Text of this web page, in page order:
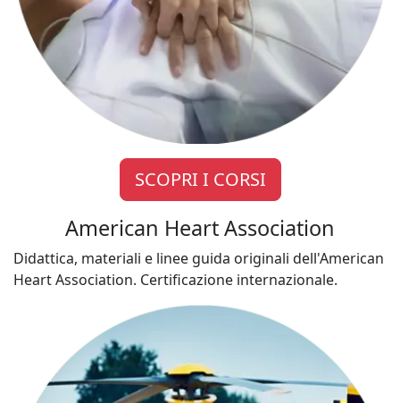
SCOPRI I CORSI
American Heart Association
Didattica, materiali e linee guida originali dell'American
Heart Association. Certificazione internazionale.